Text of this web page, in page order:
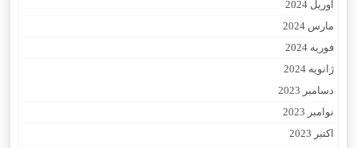
آوریل 2024
مارس 2024
فوریه 2024
ژانویه 2024
دسامبر 2023
نوامبر 2023
اکتبر 2023